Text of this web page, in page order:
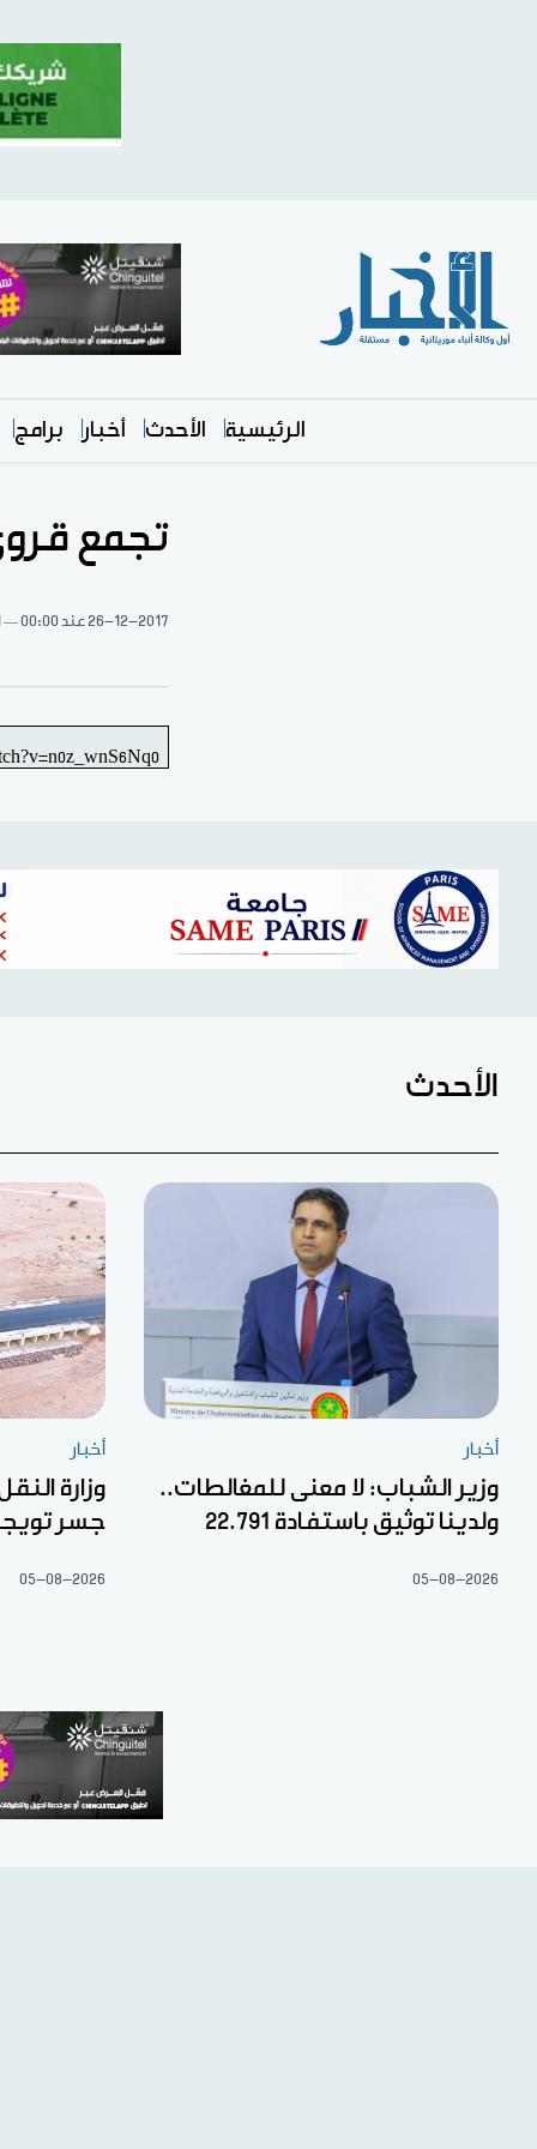
الرئيسية الأحدث أخبار برامج
تجمع
26-12-2017عند 00:00
الأحدث
أخبار
وزير الشباب: لا معنى للمغالطات..
ولدينا توثيق باستفادة 22.791
05-08-2026
أخبار
وزارة
جسر
05-08-2026